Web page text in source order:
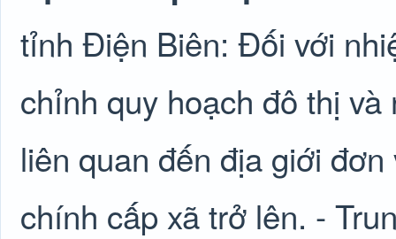
tỉnh Điện Biên: Đối với
chỉnh quy hoạch đô thị
liên quan đến địa giới
chính cấp xã trở lên. -